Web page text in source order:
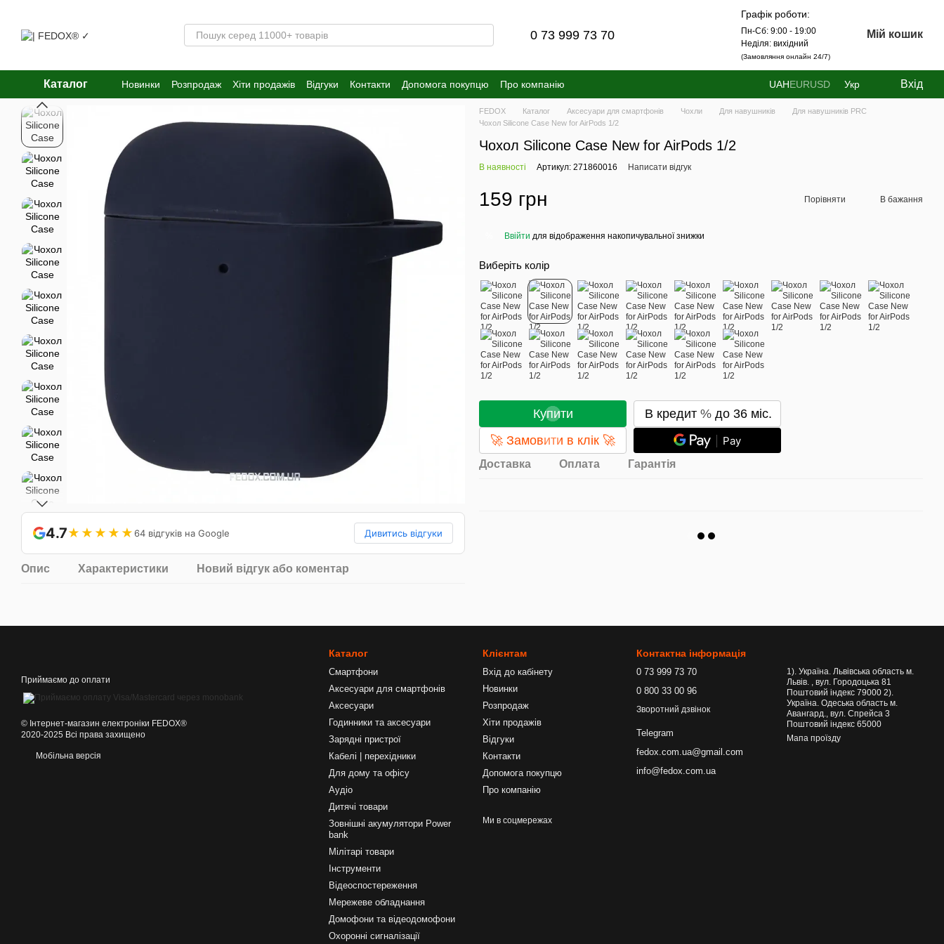
0 73 999 73 70
Графік роботи:
Пн-Сб: 9:00 - 19:00
Неділя: вихідний
(Замовляння онлайн 24/7)
Мій кошик
Каталог Новинки Розпродаж Хіти продажів Відгуки Контакти Допомога покупцю Про компанію UAHEURUSD Укр Вхід
4.7★★★★★64 відгуків на Google Дивитись відгуки
Опис Характеристики Новий відгук або коментар
FEDOX Каталог Аксесуари для смартфонів Чохли Для навушників
Для навушників PRC
Чохол Silicone Case New for AirPods 1/2
Чохол Silicone Case New for AirPods 1/2
В наявності Артикул: 271860016 Написати відгук
159 грн Порівняти В бажання
Ввійти для відображення накопичувальної знижки
Виберіть колір
Купити
В кредит % до 36 міс.
🚀 Замовити в клік 🚀
Pay
Доставка Оплата Гарантія
Приймаємо до оплати
©️ Інтернет-магазин електроніки FEDOX®
2020-2025 Всі права захищено
Мобільна версія
Каталог
Смартфони
Аксесуари для смартфонів
Аксесуари
Годинники та аксесуари
Зарядні пристрої
Кабелі | перехідники
Для дому та офісу
Аудіо
Дитячі товари
Зовнішні акумулятори Power
bank
Мілітарі товари
Інструменти
Відеоспостереження
Мережеве обладнання
Домофони та відеодомофони
Охоронні сигналізації
Клієнтам
Вхід до кабінету
Новинки
Розпродаж
Хіти продажів
Відгуки
Контакти
Допомога покупцю
Про компанію
Ми в соцмережах
Контактна інформація
0 73 999 73 70
0 800 33 00 96
Зворотний дзвінок
Telegram
fedox.com.ua@gmail.com
info@fedox.com.ua
1). Україна. Львівська область м.
Львів. , вул. Городоцька 81
Поштовий індекс 79000 2).
Україна. Одеська область м.
Авангард., вул. Спрейса 3
Поштовий індекс 65000
Мапа проїзду